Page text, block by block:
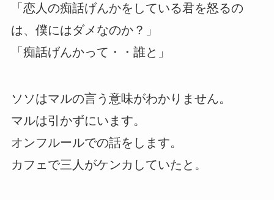
「恋人の痴話げんかをしている君を怒るの
は、僕にはダメなのか？」
「痴話げんかって・・誰と」
ソソはマルの言う意味がわかりません。
マルは引かずにいます。
オンフルールでの話をします。
カフェで三人がケンカしていたと。